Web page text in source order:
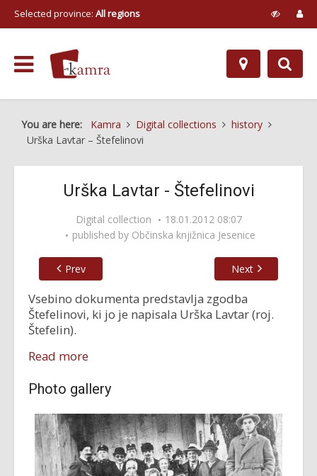
Selected province: All regions
You are here: Kamra Digital collections
history
Urška Lavtar – Štefelinovi
Urška Lavtar - Štefelinovi
Digital collection
18.01.2012 08:07
published by Občinska knjižnica Jesenice
Prev Next
Vsebino dokumenta predstavlja zgodba
Štefelinovi, ki jo je napisala Urška Lavtar (roj.
Štefelin).
Read more
Photo gallery